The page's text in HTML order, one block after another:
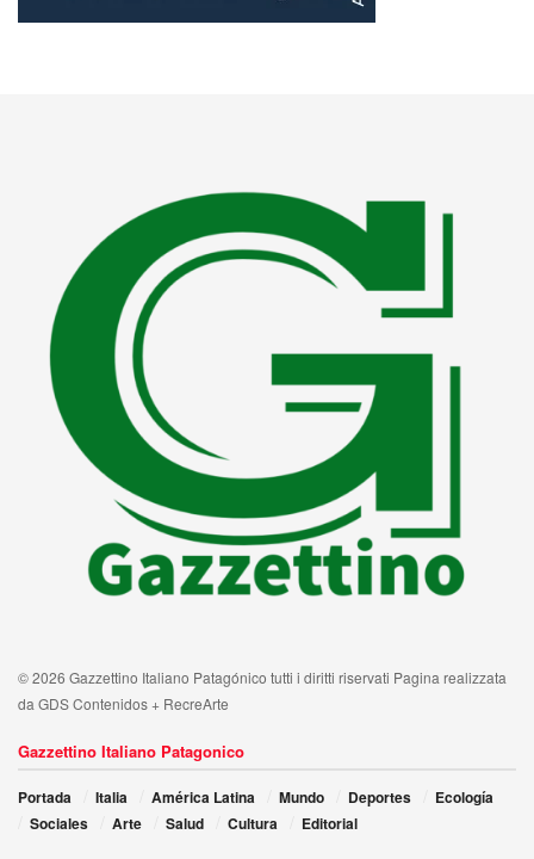
© 2026 Gazzettino Italiano Patagónico tutti i diritti riservati Pagina realizzata
da GDS Contenidos + RecreArte
Gazzettino Italiano Patagonico
Portada Italia América Latina Mundo Deportes
Ecología
Sociales
Arte Salud Cultura Editorial